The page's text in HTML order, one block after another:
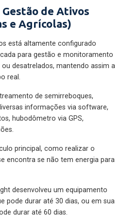
de Ativos
e Agrícolas)
está altamente configurado
para gestão e monitoramento
desatrelados, mantendo assim a
real.
de semirreboques,
informações via software,
hubodômetro via GPS,
principal, como realizar o
encontra se não tem energia para
desenvolveu um equipamento
pode durar até 30 dias, ou em sua
durar até 60 dias.